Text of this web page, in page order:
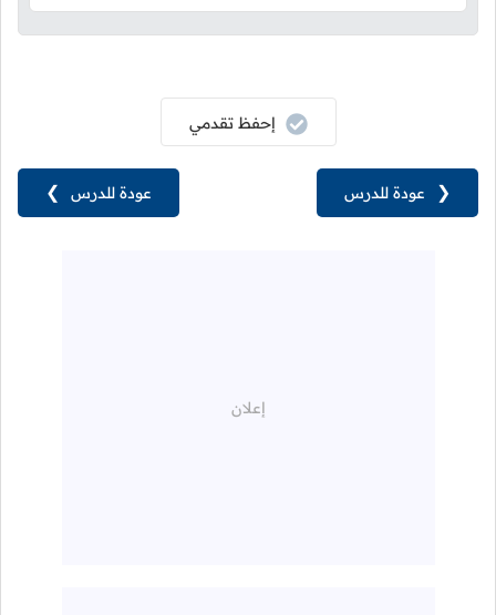
عودة للدرس ❯
إحفظ تقدمي
❮ عودة للدرس